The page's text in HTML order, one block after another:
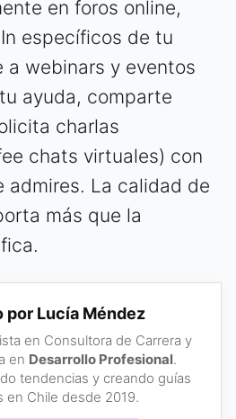
en foros online,
específicos de tu
a webinars y eventos
ayuda, comparte
charlas
chats virtuales) con
admires. La calidad de
más que la
por Lucía Méndez
en Consultora de Carrera y
en Desarrollo Profesional.
tendencias y creando guías
en Chile desde 2019.